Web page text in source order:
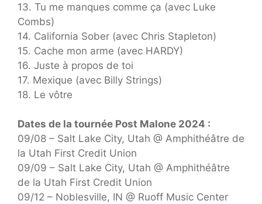
13. Tu me manques comme ça (avec Luke
Combs)
14. California Sober (avec Chris Stapleton)
15. Cache mon arme (avec HARDY)
16. Juste à propos de toi
17. Mexique (avec Billy Strings)
18. Le vôtre
Dates de la tournée Post Malone 2024 :
09/08 – Salt Lake City, Utah @ Amphithéâtre de
la Utah First Credit Union
09/09 – Salt Lake City, Utah @ Amphithéâtre
de la Utah First Credit Union
09/12 – Noblesville, IN @ Ruoff Music Center